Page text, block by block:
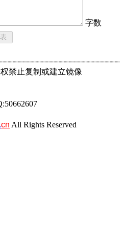
字数
禁止复制或建立镜像
cn All Rights Reserved